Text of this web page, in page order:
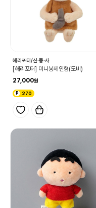
해리포터/신·동·사
[해리포터] 미니봉제인형(도비)
27,000
270